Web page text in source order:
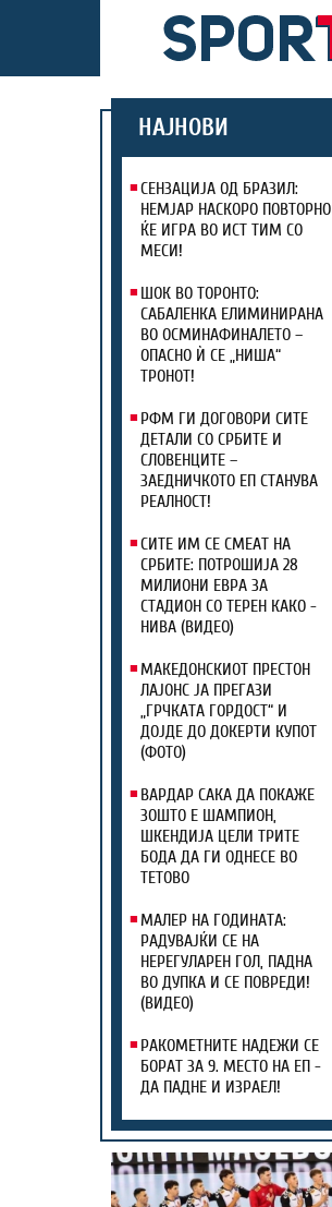
НАЈНОВИ
СЕНЗАЦИЈА ОД БРАЗИЛ:
НЕМЈАР НАСКОРО ПОВТОРНО
ЌЕ ИГРА ВО ИСТ ТИМ СО
МЕСИ!
ШОК ВО ТОРОНТО:
САБАЛЕНКА ЕЛИМИНИРАНА
ВО ОСМИНАФИНАЛЕТО –
ОПАСНО Ѝ СЕ „НИША“
ТРОНОТ!
РФМ ГИ ДОГОВОРИ СИТЕ
ДЕТАЛИ СО СРБИТЕ И
СЛОВЕНЦИТЕ –
ЗАЕДНИЧКОТО ЕП СТАНУВА
РЕАЛНОСТ!
СИТЕ ИМ СЕ СМЕАТ НА
СРБИТЕ: ПОТРОШИЈА 28
МИЛИОНИ ЕВРА ЗА
СТАДИОН СО ТЕРЕН КАКО -
НИВА (ВИДЕО)
МАКЕДОНСКИОТ ПРЕСТОН
ЛАЈОНС ЈА ПРЕГАЗИ
„ГРЧКАТА ГОРДОСТ“ И
ДОЈДЕ ДО ДОКЕРТИ КУПОТ
(ФОТО)
ВАРДАР САКА ДА ПОКАЖЕ
ЗОШТО Е ШАМПИОН,
ШКЕНДИЈА ЦЕЛИ ТРИТЕ
БОДА ДА ГИ ОДНЕСЕ ВО
ТЕТОВО
МАЛЕР НА ГОДИНАТА:
РАДУВАЈЌИ СЕ НА
НЕРЕГУЛАРЕН ГОЛ, ПАДНА
ВО ДУПКА И СЕ ПОВРЕДИ!
(ВИДЕО)
РАКОМЕТНИТЕ НАДЕЖИ СЕ
БОРАТ ЗА 9. МЕСТО НА ЕП -
ДА ПАДНЕ И ИЗРАЕЛ!